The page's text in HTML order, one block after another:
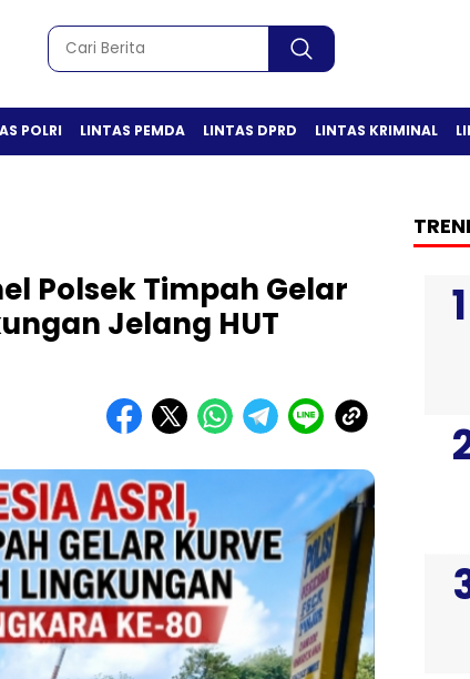
POLRI LINTAS PEMDA LINTAS DPRD LINTAS KRIMINAL
Polsek Timpah Gelar
Jelang HUT